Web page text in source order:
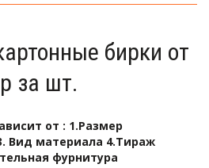
бирки от
за шт.
от : 1.Размер
Вид материала 4.Тираж
фурнитура